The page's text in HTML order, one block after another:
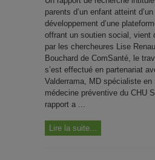
parents d’un enfant atteint
développement d’une
offrant un soutien social, vient
par les chercheures Lise
Bouchard de ComSanté, le
s’est effectué en partenariat
Valderrama, MD spécialiste en
médecine préventive du CHU
rapport a ...
Lire la suite...